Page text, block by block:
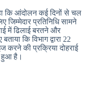
कि आंदोलन कई दिनों से चल
प्रतिनिधि सामने
में ढिलाई बरतने और
कि विभाग द्वारा 22
करने की प्रक्रिया दोहराई
हुआ है।